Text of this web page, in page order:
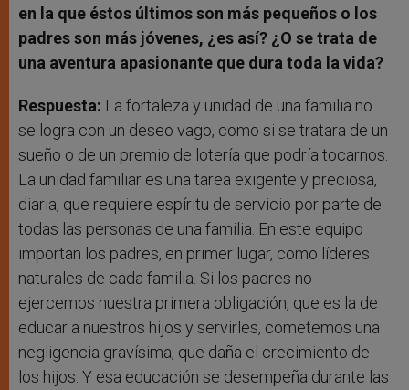
en la que éstos últimos son más pequeños o los
padres son más jóvenes, ¿es así? ¿O se trata de
una aventura apasionante que dura toda la vida?
Respuesta: La fortaleza y unidad de una familia no
se logra con un deseo vago, como si se tratara de un
sueño o de un premio de lotería que podría tocarnos.
La unidad familiar es una tarea exigente y preciosa,
diaria, que requiere espíritu de servicio por parte de
todas las personas de una familia. En este equipo
importan los padres, en primer lugar, como líderes
naturales de cada familia. Si los padres no
ejercemos nuestra primera obligación, que es la de
educar a nuestros hijos y servirles, cometemos una
negligencia gravísima, que daña el crecimiento de
los hijos. Y esa educación se desempeña durante las